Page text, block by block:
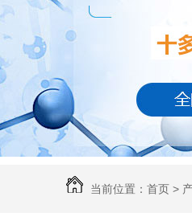
当前位置： 首页 >